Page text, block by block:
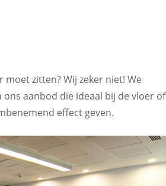
moet zitten? Wij zeker niet! We
aanbod die ideaal bij de vloer of
effect geven.